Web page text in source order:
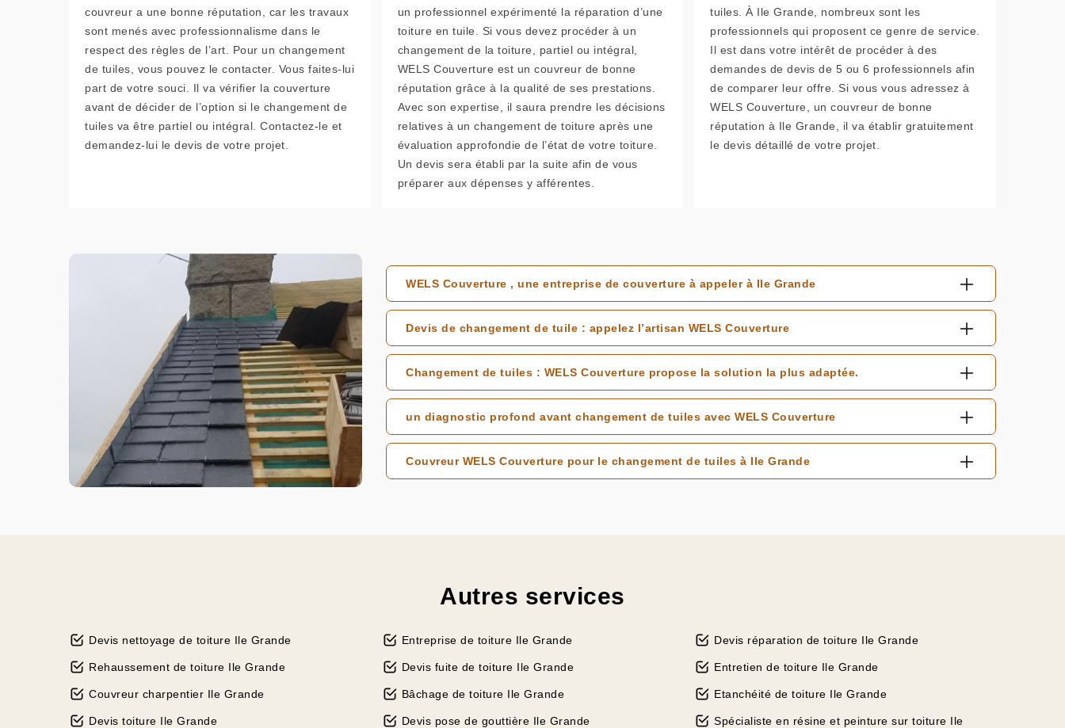
couvreur a une bonne réputation, car les travaux
sont menés avec professionnalisme dans le
respect des règles de l’art. Pour un changement
de tuiles, vous pouvez le contacter. Vous faites-lui
part de votre souci. Il va vérifier la couverture
avant de décider de l’option si le changement de
tuiles va être partiel ou intégral. Contactez-le et
demandez-lui le devis de votre projet.
un professionnel expérimenté la réparation d’une
toiture en tuile. Si vous devez procéder à un
changement de la toiture, partiel ou intégral,
WELS Couverture est un couvreur de bonne
réputation grâce à la qualité de ses prestations.
Avec son expertise, il saura prendre les décisions
relatives à un changement de toiture après une
évaluation approfondie de l’état de votre toiture.
Un devis sera établi par la suite afin de vous
préparer aux dépenses y afférentes.
tuiles. À Ile Grande, nombreux sont les
professionnels qui proposent ce genre de service.
Il est dans votre intérêt de procéder à des
demandes de devis de 5 ou 6 professionnels afin
de comparer leur offre. Si vous vous adressez à
WELS Couverture, un couvreur de bonne
réputation à Ile Grande, il va établir gratuitement
le devis détaillé de votre projet.
WELS Couverture , une entreprise de couverture à appeler à Ile Grande
Devis de changement de tuile : appelez l’artisan WELS Couverture
Changement de tuiles : WELS Couverture propose la solution la plus adaptée.
un diagnostic profond avant changement de tuiles avec WELS Couverture
Couvreur WELS Couverture pour le changement de tuiles à Ile Grande
Autres services
Devis nettoyage de toiture Ile Grande
Rehaussement de toiture Ile Grande
Couvreur charpentier Ile Grande
Devis toiture Ile Grande
Entreprise de toiture Ile Grande
Devis fuite de toiture Ile Grande
Bâchage de toiture Ile Grande
Devis pose de gouttière Ile Grande
Devis réparation de toiture Ile Grande
Entretien de toiture Ile Grande
Etanchéité de toiture Ile Grande
Spécialiste en résine et peinture sur toiture Ile